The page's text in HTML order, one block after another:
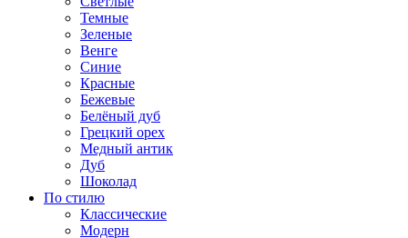
Темные
Зеленые
Венге
Синие
Красные
Бежевые
Белёный дуб
Грецкий орех
Медный антик
Дуб
Шоколад
По стилю
Классические
Модерн